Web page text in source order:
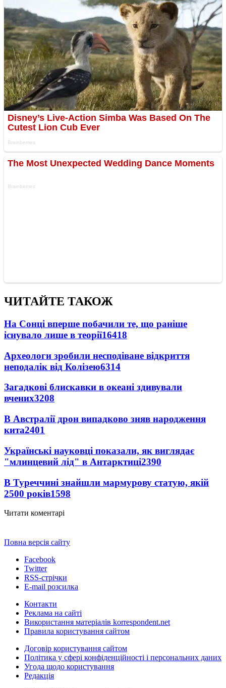
ЧИТАЙТЕ ТАКОЖ
На Сонці вперше побачили те, що раніше
існувало лише в теорії16418
Археологи зробили несподіване відкриття
неподалік від Колізею6314
Загадкові блискавки в океані здивували
вчених3208
В Австралії дрон випадково зняв народження
кита2401
Українські науковці показали, як виглядає
"млинцевий лід" в Антарктиці2390
В Туреччині знайшли мармурову статую, якій
2500 років1598
Читати коментарі
Повна версія сайту
Facebook
Twitter
RSS-стрічки
E-mail розсилка
Контакти
Реклама на сайті
Використання матеріалів korrespondent.net
Правила користування сайтом
Договір користування сайтом
Політика у сфері конфіденційності і персональних даних
Угода щодо користування
Редакція